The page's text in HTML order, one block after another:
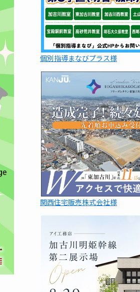
個別指導まなびプラス様
関西住宅販売株式会社様